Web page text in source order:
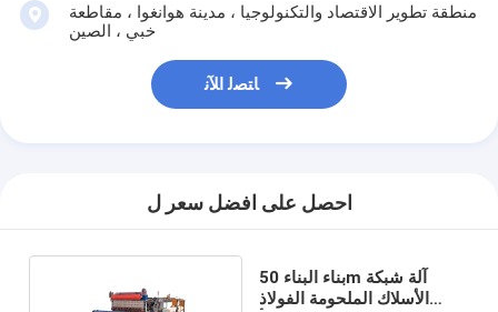
منطقة تطوير الاقتصاد والتكنولوجيا ، مدينة هوانغوا ، مقاطعة
خبي ، الصين
ﺎﺘﺼﻟ ﺍﻶﻧ
احصل على افضل سعر ل
بناء البناء 50m آلة شبكة
الأسلاك الملحومة الفولاذ